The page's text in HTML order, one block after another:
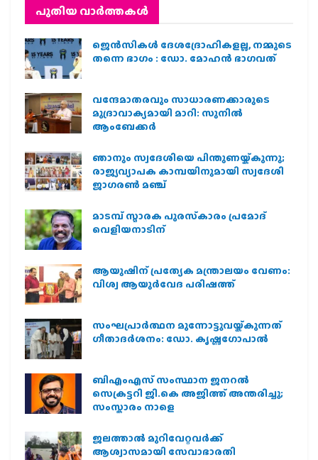
പുതിയ വാര്‍ത്തകള്‍
ജെന്‍സികള്‍ ദേശദ്രോഹികളല്ല, നമ്മുടെ
തന്നെ ഭാഗം : ഡോ. മോഹന്‍ ഭാഗവത്
വന്ദേമാതരവും സാധാരണക്കാരുടെ
മുദ്രാവാക്യമായി മാറി: സുനിൽ
ആംബേക്കർ
ഞാനും സ്വദേശിയെ പിന്തുണയ്ക്കുന്നു;
രാജ്യവ്യാപക കാമ്പയിനുമായി സ്വദേശി
ജാഗരണ്‍ മഞ്ച്
മാടമ്പ് സ്മാരക പുരസ്‌കാരം പ്രമോദ്
വെളിയനാടിന്
ആയുഷിന് പ്രത്യേക മന്ത്രാലയം വേണം:
വിശ്വ ആയുര്‍വേദ പരിഷത്ത്
സംഘപ്രാര്‍ത്ഥന മുന്നോട്ടുവയ്ക്കുന്നത്
ഗീതാദര്‍ശനം: ഡോ. കൃഷ്ണഗോപാല്‍
ബിഎംഎസ് സംസ്ഥാന ജനറൽ
സെക്രട്ടറി ജി.കെ അജിത്ത് അന്തരിച്ചു;
സംസ്കാരം നാളെ
ജലത്താല്‍ മുറിവേറ്റവര്‍ക്ക്
ആശ്വാസമായി സേവാഭാരതി